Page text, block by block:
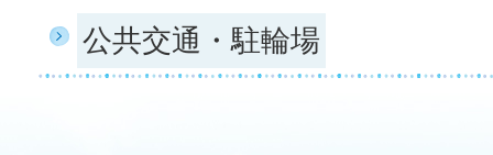
公共交通・駐輪場